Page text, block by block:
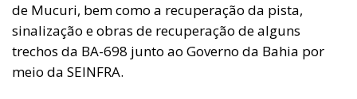
de Mucuri, bem como a recuperação da pista,
sinalização e obras de recuperação de alguns
trechos da BA-698 junto ao Governo da Bahia por
meio da SEINFRA.